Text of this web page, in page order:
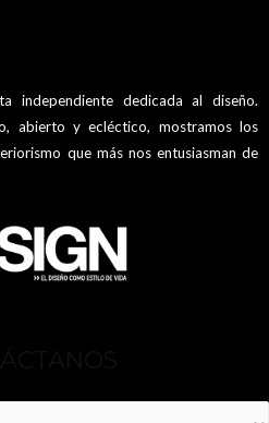
independiente dedicada al diseño.
abierto y ecléctico, mostramos los
que más nos entusiasman de